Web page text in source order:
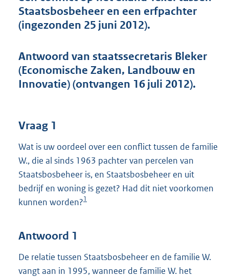
o
t
:
4
3
Staatsbosbeheer en een erfpachter
(ingezonden 25 juni 2012).
Antwoord van staatssecretaris Bleker
(Economische Zaken, Landbouw en
Innovatie) (ontvangen 16 juli 2012).
Vraag 1
Wat is uw oordeel over een conflict tussen de familie
W., die al sinds 1963 pachter van percelen van
Staatsbosbeheer is, en Staatsbosbeheer en uit
bedrijf en woning is gezet? Had dit niet voorkomen
kunnen worden?1
Antwoord 1
De relatie tussen Staatsbosbeheer en de familie W.
vangt aan in 1995, wanneer de familie W. het